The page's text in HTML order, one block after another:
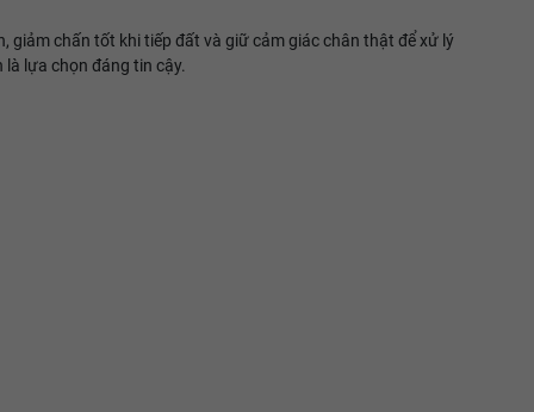
giảm chấn tốt khi tiếp đất và giữ cảm giác chân thật để xử lý
lựa chọn đáng tin cậy.